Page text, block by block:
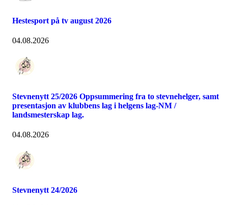
Hestesport på tv august 2026
04.08.2026
Stevnenytt 25/2026 Oppsummering fra to stevnehelger, samt
presentasjon av klubbens lag i helgens lag-NM /
landsmesterskap lag.
04.08.2026
Stevnenytt 24/2026